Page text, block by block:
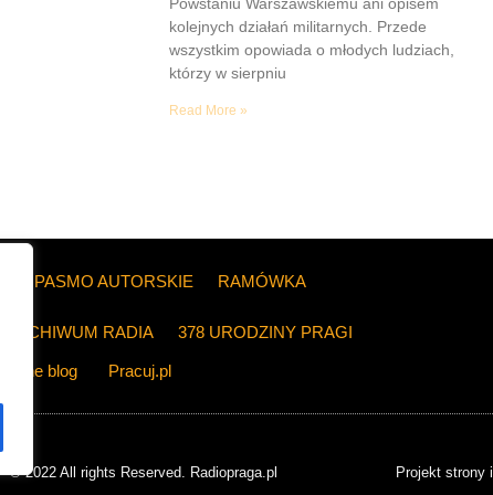
kolejnych działań militarnych. Przede
wszystkim opowiada o młodych ludziach,
którzy w sierpniu
Read More »
PASMO AUTORSKIE RAMÓWKA
ARCHIWUM RADIA 378 URODZINY PRAGI
The blog Pracuj.pl
© 2022 All rights Reserved. Radiopraga.pl Projekt strony